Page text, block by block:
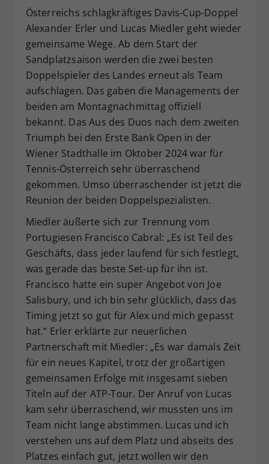
Österreichs schlagkräftiges Davis-Cup-Doppel
Alexander Erler und Lucas Miedler geht wieder
gemeinsame Wege. Ab dem Start der
Sandplatzsaison werden die zwei besten
Doppelspieler des Landes erneut als Team
aufschlagen. Das gaben die Managements der
beiden am Montagnachmittag offiziell
bekannt. Das Aus des Duos nach dem zweiten
Triumph bei den Erste Bank Open in der
Wiener Stadthalle im Oktober 2024 war für
Tennis-Österreich sehr überraschend
gekommen. Umso überraschender ist jetzt die
Reunion der beiden Doppelspezialisten.
Miedler äußerte sich zur Trennung vom
Portugiesen Francisco Cabral: „Es ist Teil des
Geschäfts, dass jeder laufend für sich festlegt,
was gerade das beste Set-up für ihn ist.
Francisco hatte ein super Angebot von Joe
Salisbury, und ich bin sehr glücklich, dass das
Timing jetzt so gut für Alex und mich gepasst
hat.“ Erler erklärte zur neuerlichen
Partnerschaft mit Miedler: „Es war damals Zeit
für ein neues Kapitel, trotz der großartigen
gemeinsamen Erfolge mit insgesamt sieben
Titeln auf der ATP-Tour. Der Anruf von Lucas
kam sehr überraschend, wir mussten uns im
Team nicht lange abstimmen. Lucas und ich
verstehen uns auf dem Platz und abseits des
Platzes einfach gut, jetzt wollen wir den
Zweck
Dieser Wert speichert Ihre Consent-
Einstellungen. Unter anderem eine
zufällig generierte ID, für die
historische Speicherung Ihrer
Webseiten-Betreiber dies eingestellt
hat.